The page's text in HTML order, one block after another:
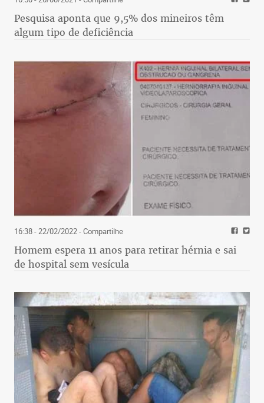
Pesquisa aponta que 9,5% dos mineiros têm
algum tipo de deficiência
16:38 - 22/02/2022- Compartilhe
Homem espera 11 anos para retirar hérnia e sai
de hospital sem vesícula